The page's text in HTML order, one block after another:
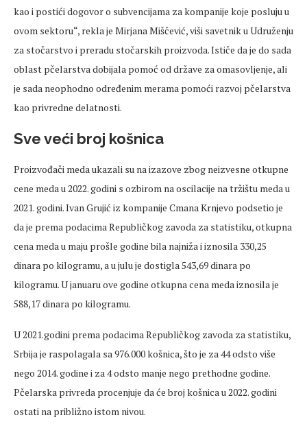
kao i postići dogovor o subvencijama za kompanije koje posluju u
ovom sektoru“, rekla je Mirjana Miščević, viši savetnik u Udruženju
za stočarstvo i preradu stočarskih proizvoda. Ističe da je do sada
oblast pčelarstva dobijala pomoć od države za omasovljenje, ali
je sada neophodno određenim merama pomoći razvoj pčelarstva
kao privredne delatnosti.
Sve veći broj košnica
Proizvođači meda ukazali su na izazove zbog neizvesne otkupne
cene meda u 2022. godini s ozbirom na oscilacije na tržištu meda u
2021. godini. Ivan Grujić iz kompanije Cmana Кrnjevo podsetio je
da je prema podacima Republičkog zavoda za statistiku, otkupna
cena meda u maju prošle godine bila najniža i iznosila 330,25
dinara po kilogramu, a u julu je dostigla 543,69 dinara po
kilogramu. U januaru ove godine otkupna cena meda iznosila je
588,17 dinara po kilogramu.
U 2021.godini prema podacima Republičkog zavoda za statistiku,
Srbija je raspolagala sa 976.000 košnica, što je za 44 odsto više
nego 2014. godine i za 4 odsto manje nego prethodne godine.
Pčelarska privreda procenjuje da će broj košnica u 2022. godini
ostati na približno istom nivou.